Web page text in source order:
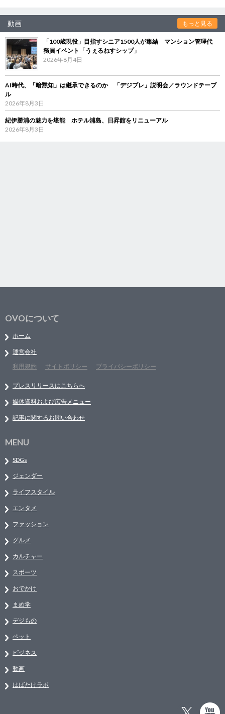
動画 もっと見る
「100歳現役」目指すシニア1500人が集結 マンション管理代
務員イベント「うぇるねすシップ」
2026年8月4日
AI時代、「暗黙知」は継承できるのか 「デジブレ」説明会／ラウンドテーブ
ル
2026年8月3日
紀伊勝浦の魅力を堪能 ホテル浦島、日昇館をリニューアル
2026年8月3日
OVOについて
ホーム
運営会社
利用規約
サイトポリシー プライバシーポリシー
プレスリリースはこちらへ
媒体資料および広告メニュー
記事に関するお問い合わせ
MENU
SDGs
ジェンダー
ライフスタイル
エンタメ
ファッション
グルメ
カルチャー
スポーツ
おでかけ
まめ学
デジもの
ペット
ビジネス
動画
はばたけラボ